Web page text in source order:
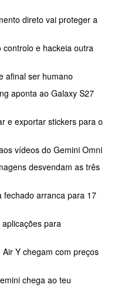
direto vai proteger a
e hackeia outra
afinal ser humano
aponta ao Galaxy S27
e exportar stickers para o
vídeos do Gemini Omni
desvendam as três
fechado arranca para 17
para
Y chegam com preços
chega ao teu